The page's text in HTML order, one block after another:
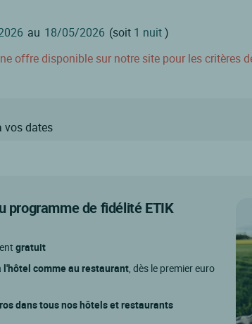
au (soit 1 nuit)
offre disponible sur notre site pour les critères
vos dates
programme de fidélité ETIK
gratuit
l'hôtel comme au restaurant, dès le premier euro
dans tous nos hôtels et restaurants